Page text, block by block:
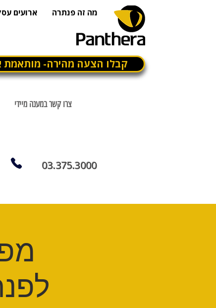
מה זה פנתרה ארועים
קבלו הצעה מהירה- מותאמת
צרו קשר במענה מיידי
03.375.3000